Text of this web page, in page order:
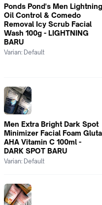
Ponds Pond's Men Lightning
Oil Control & Comedo
Removal Icy Scrub Facial
Wash 100g - LIGHTNING
BARU
Varian: Default
Men Extra Bright Dark Spot
Minimizer Facial Foam Gluta
AHA Vitamin C 100ml -
DARK SPOT BARU
Varian: Default